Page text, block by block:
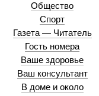
Общество
Спорт
Газета — Читатель
Гость номера
Ваше здоровье
Ваш консультант
В доме и около